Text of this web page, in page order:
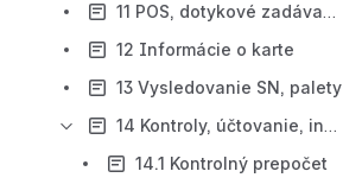
11 POS, dotykové zadávanie
12 Informácie o karte
13 Vysledovanie SN, palety
14 Kontroly, účtovanie, inventúra
14.1 Kontrolný prepočet